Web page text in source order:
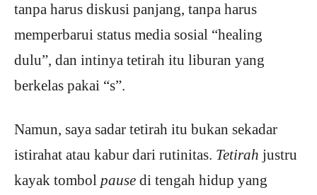
tanpa harus diskusi panjang, tanpa harus
memperbarui status media sosial “healing
dulu”, dan intinya tetirah itu liburan yang
berkelas pakai “s”.
Namun, saya sadar tetirah itu bukan sekadar
istirahat atau kabur dari rutinitas. Tetirah justru
kayak tombol pause di tengah hidup yang